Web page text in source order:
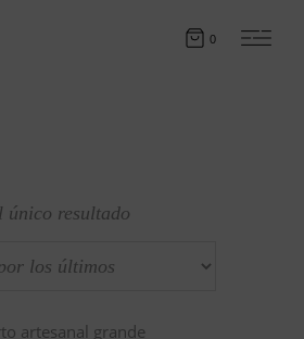
0
único resultado